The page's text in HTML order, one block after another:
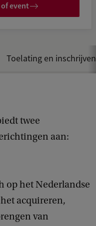
of event
Toelating en inschrijven
twee
aan:
op het Nederlandse
acquireren,
van